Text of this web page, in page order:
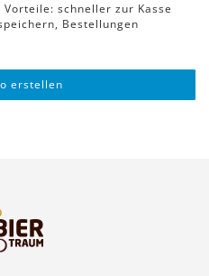
schneller zur Kasse
Bestellungen
erstellen